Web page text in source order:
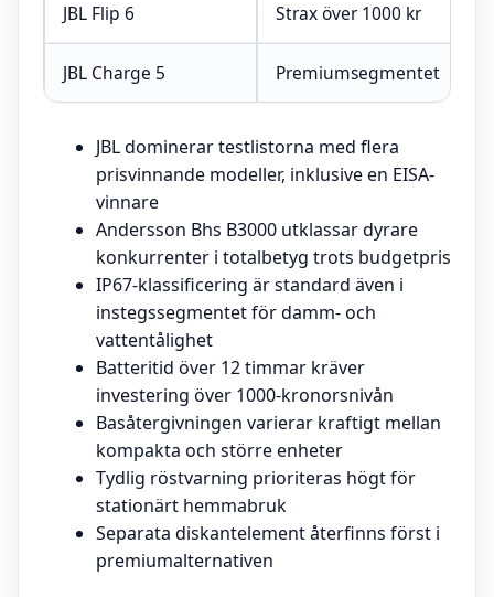
JBL Flip 6 Strax över 1000 kr
JBL Charge 5 Premiumsegmentet
JBL dominerar testlistorna med flera
prisvinnande modeller, inklusive en EISA-
vinnare
Andersson Bhs B3000 utklassar dyrare
konkurrenter i totalbetyg trots budgetpris
IP67-klassificering är standard även i
instegssegmentet för damm- och
vattentålighet
Batteritid över 12 timmar kräver
investering över 1000-kronorsnivån
Basåtergivningen varierar kraftigt mellan
kompakta och större enheter
Tydlig röstvarning prioriteras högt för
stationärt hemmabruk
Separata diskantelement återfinns först i
premiumalternativen